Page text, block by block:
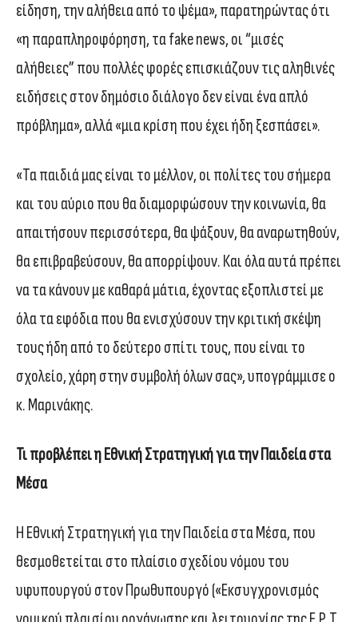
είδηση, την αλήθεια από το ψέμα», παρατηρώντας ότι
«η παραπληροφόρηση, τα fake news, οι “μισές
αλήθειες” που πολλές φορές επισκιάζουν τις αληθινές
ειδήσεις στον δημόσιο διάλογο δεν είναι ένα απλό
πρόβλημα», αλλά «μια κρίση που έχει ήδη ξεσπάσει».
«Τα παιδιά μας είναι το μέλλον, οι πολίτες του σήμερα
και του αύριο που θα διαμορφώσουν την κοινωνία, θα
απαιτήσουν περισσότερα, θα ψάξουν, θα αναρωτηθούν,
θα επιβραβεύσουν, θα απορρίψουν. Και όλα αυτά πρέπει
να τα κάνουν με καθαρά μάτια, έχοντας εξοπλιστεί με
όλα τα εφόδια που θα ενισχύσουν την κριτική σκέψη
τους ήδη από το δεύτερο σπίτι τους, που είναι το
σχολείο, χάρη στην συμβολή όλων σας», υπογράμμισε ο
κ. Μαρινάκης.
Τι προβλέπει η Εθνική Στρατηγική για την Παιδεία στα
Μέσα
Η Εθνική Στρατηγική για την Παιδεία στα Μέσα, που
θεσμοθετείται στο πλαίσιο σχεδίου νόμου του
υφυπουργού στον Πρωθυπουργό («Εκσυγχρονισμός